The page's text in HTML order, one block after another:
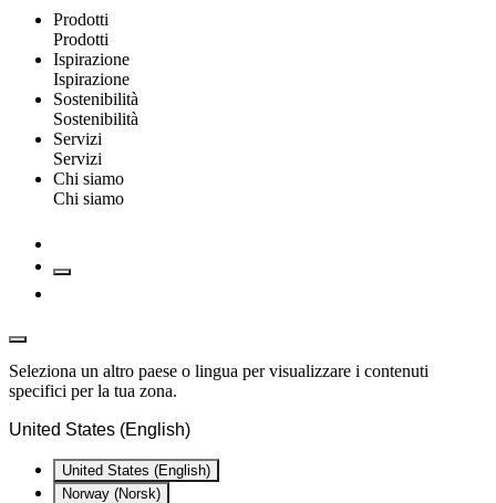
Prodotti
Prodotti
Ispirazione
Ispirazione
Sostenibilità
Sostenibilità
Servizi
Servizi
Chi siamo
Chi siamo
Seleziona un altro paese o lingua per visualizzare i contenuti
specifici per la tua zona.
United States (English)
United States (English)
Norway (Norsk)